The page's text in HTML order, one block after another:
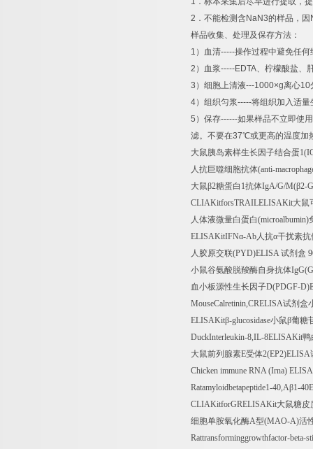
2 ．不能检测含 NaN3的样品，因
样品收集、处理及保存方法：
1 ）血清-----操作过程中避免任
2 ）血浆-----EDTA、柠檬酸盐、
3 ）细胞上清液---1000×g离心10
4）组织匀浆-----将组织加入适量
5 ）保存------如果样品不立即使
滤。不要在37℃或更高的温度加
大鼠胰岛素样生长因子结合蛋
人抗巨噬细胞抗体(anti-
大鼠β2糖蛋白 1抗体IgA/G/M(β2-
CLIAKitforsTRAILELISAKit大鼠
人体液微量白蛋白(microalbumin)
ELISAKitIFNα-Ab人抗α干扰素
人胶原交联(PYD)ELISA试剂盒
小鼠谷氨酸脱羧酶自身抗体
血小板源性生长因子D(PDGF-
MouseCalretinin,CRELISA试剂盒
ELISAKitβ-glucosidase小鼠β葡糖
DuckInterleukin-8,IL-8ELISAKit鸭
大鼠前列腺素E受体2(EP2)ELISA
Chicken immune RNA (Irna)
Ratamyloidbetapeptide1-40,Aβ1-
CLIAKitforGRELISAKit大鼠糖皮
细胞单胺氧化酶A型(MAO-A)活
Rattransforminggrowthfactor-beta-